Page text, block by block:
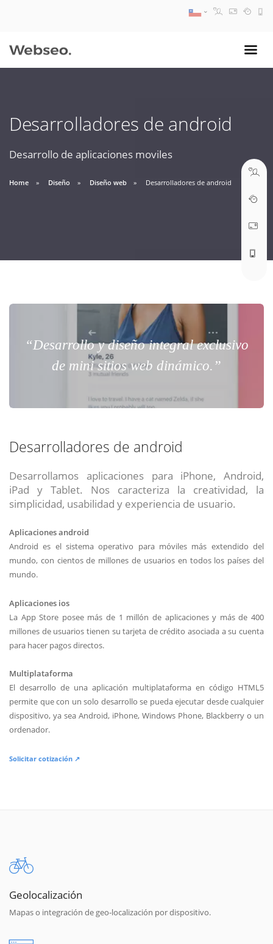
Desarrolladores de android
Desarrollo de aplicaciones moviles
Home Diseño Diseño web Desarrolladores de android
“Desarrollo y diseño integral exclusivo
de mini sitios web dinámico.”
Desarrolladores de android
Desarrollamos aplicaciones para iPhone, Android,
iPad y Tablet. Nos caracteriza la creatividad, la
simplicidad, usabilidad y experiencia de usuario.
Aplicaciones android
Android es el sistema operativo para móviles más extendido del
mundo, con cientos de millones de usuarios en todos los países del
mundo.
Aplicaciones ios
La App Store posee más de 1 millón de aplicaciones y más de 400
millones de usuarios tienen su tarjeta de crédito asociada a su cuenta
para hacer pagos directos.
Multiplataforma
El desarrollo de una aplicación multiplataforma en código HTML5
permite que con un solo desarrollo se pueda ejecutar desde cualquier
dispositivo, ya sea Android, iPhone, Windows Phone, Blackberry o un
ordenador.
Solicitar cotización ↗
Geolocalización
Mapas o integración de geo-localización por dispositivo.
09:30 AM A 18:30 PM
soporte@webseo.cl